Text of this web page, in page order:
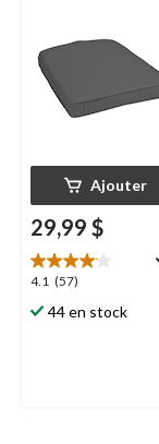
Ajouter
29,99 $
4.1 (57)
4.1
étoile(s)
sur
44 en stock